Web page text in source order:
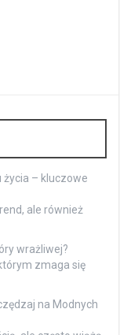
życia – kluczowe
ale również
wrażliwej?
zmaga się
na Modnych